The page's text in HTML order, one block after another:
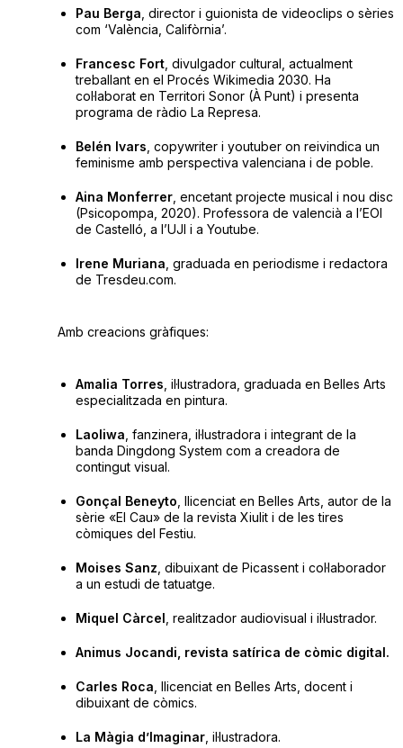
Pau Berga , director i guionista de videoclips o sèries
com ‘València, Califòrnia’.
Francesc Fort, divulgador cultural, actualment
treballant en el Procés Wikimedia 2030. Ha
col·laborat en Territori Sonor (À Punt) i presenta
programa de ràdio La Represa.
Belén Ivars , copywriter i youtuber on reivindica un
feminisme amb perspectiva valenciana i de poble.
Aina Monferrer, encetant projecte musical i nou disc
(Psicopompa, 2020). Professora de valencià a l’EOI
de Castelló, a l’UJI i a Youtube.
Irene Muriana , graduada en periodisme i redactora
de Tresdeu.com.
Amb creacions gràfiques:
Amalia Torres , il·lustradora, graduada en Belles Arts
especialitzada en pintura.
Laoliwa , fanzinera, il·lustradora i integrant de la
banda Dingdong System com a creadora de
contingut visual.
Gonçal Beneyto , llicenciat en Belles Arts, autor de la
sèrie «El Cau» de la revista Xiulit i de les tires
còmiques del Festiu.
Moises Sanz , dibuixant de Picassent i col·laborador
a un estudi de tatuatge.
Miquel Càrcel , realitzador audiovisual i il·lustrador.
Animus Jocandi, revista satírica de còmic digital.
Carles Roca , llicenciat en Belles Arts, docent i
dibuixant de còmics.
La Màgia d’Imaginar, il·lustradora.